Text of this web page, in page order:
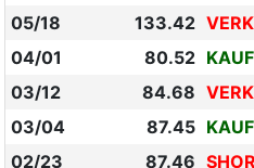
05/18
133.42
04/01
80.52 KAUF
03/12
84.68
03/04
87.45 KAUF
02/23
87.46